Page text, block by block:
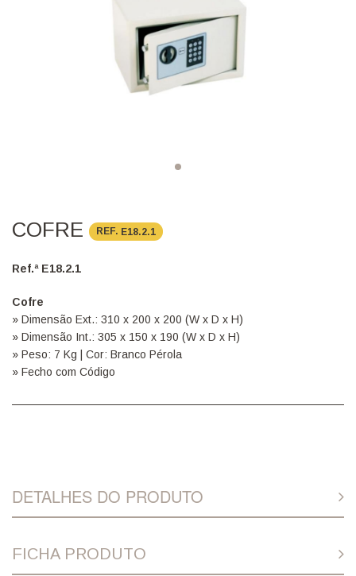
COFRE REF. E18.2.1
Ref.ª E18.2.1
Cofre
» Dimensão Ext.: 310 x 200 x 200 (W x D x H)
» Dimensão Int.: 305 x 150 x 190 (W x D x H)
» Peso: 7 Kg | Cor: Branco Pérola
» Fecho com Código
DETALHES DO PRODUTO
FICHA PRODUTO